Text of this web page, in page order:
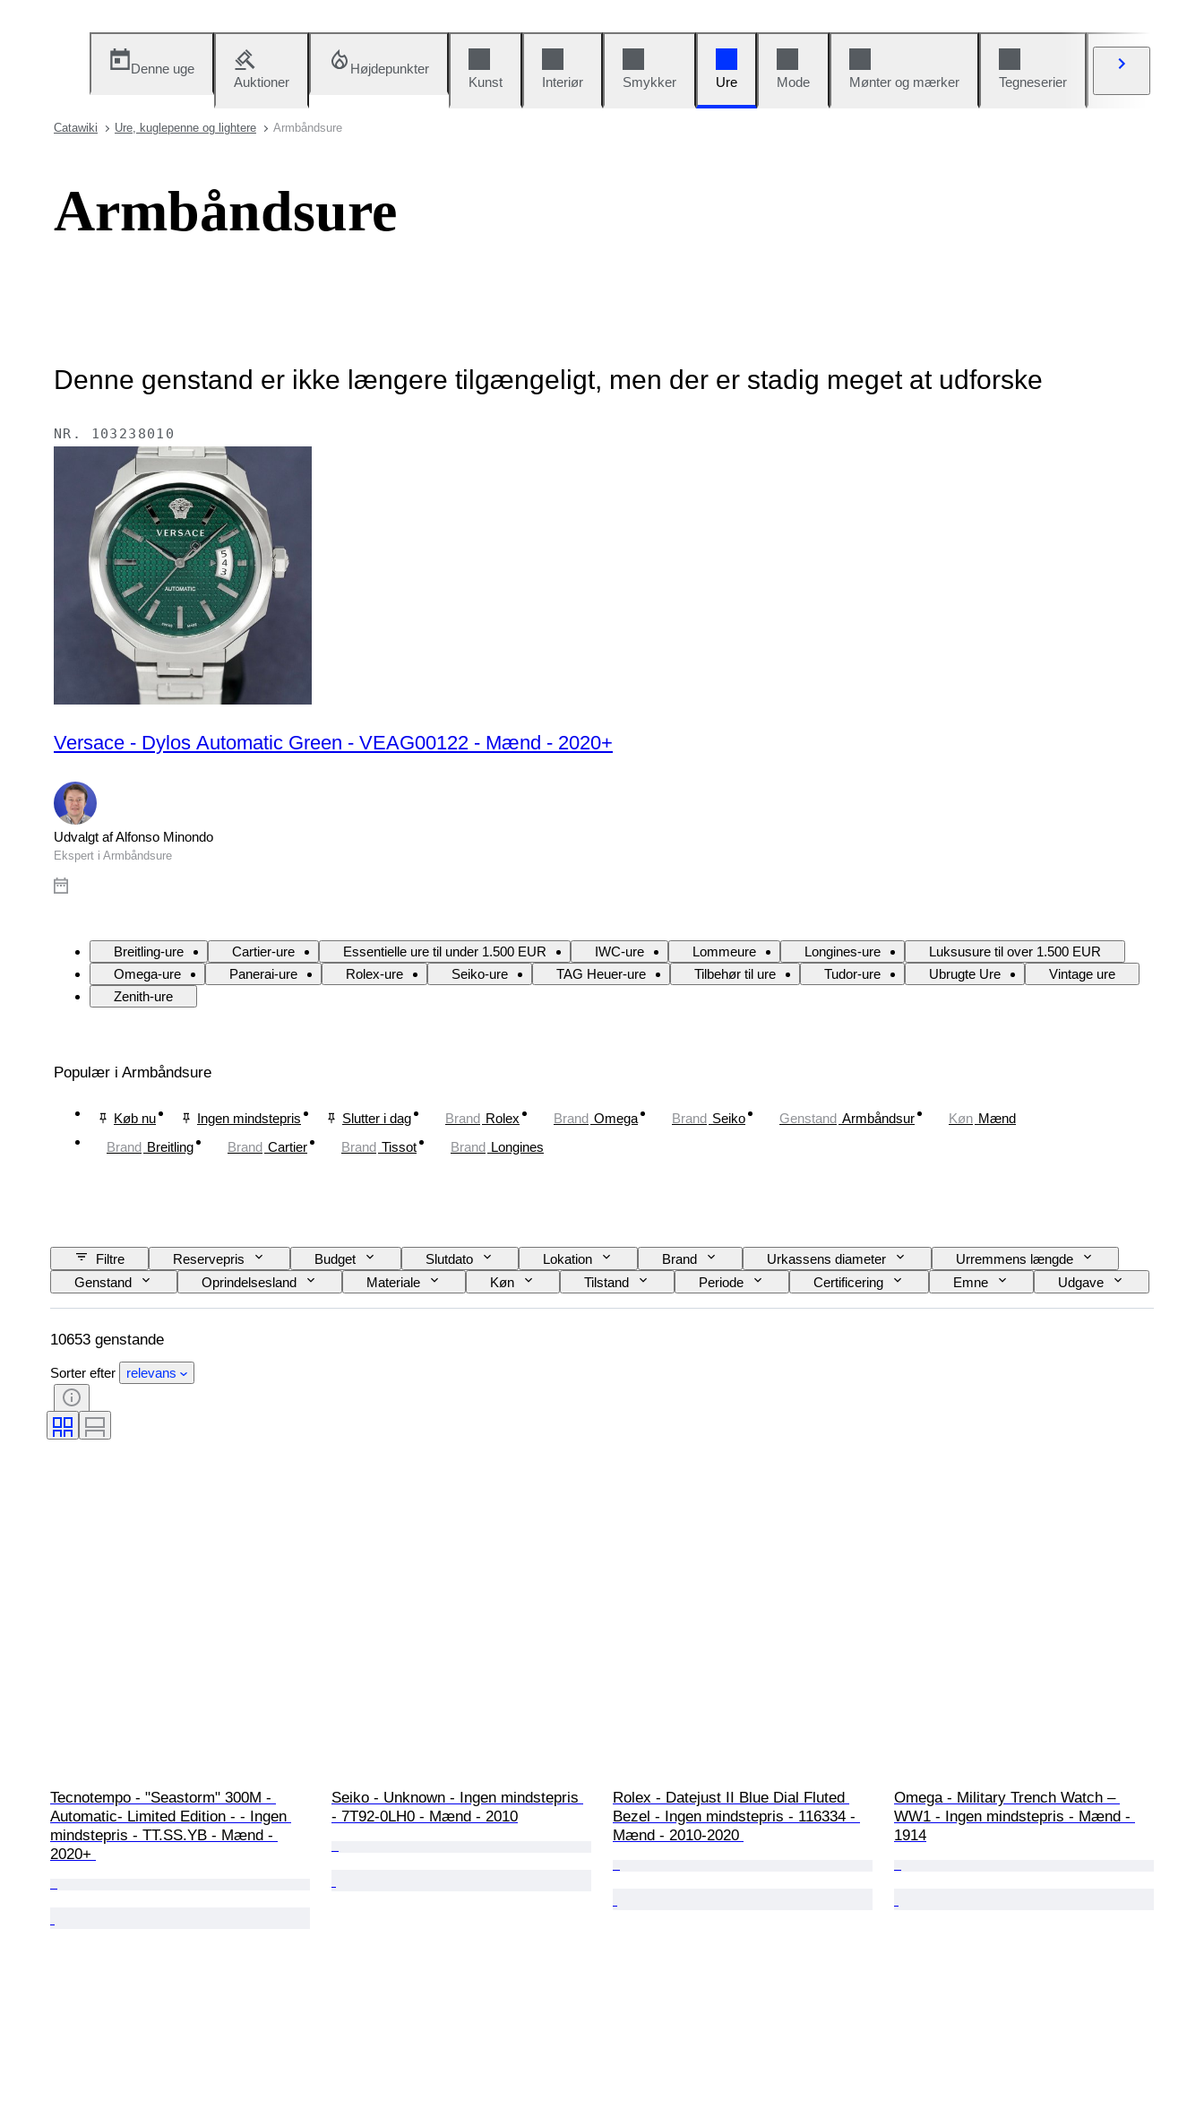
Denne uge
Auktioner
Højdepunkter
Kunst
Interiør Smykker Ure Mode Mønter og mærker Tegneserier
Catawiki Ure, kuglepenne og lightere Armbåndsure
Armbåndsure
Denne genstand er ikke længere tilgængeligt, men der er stadig meget at udforske
NR. 103238010
Versace - Dylos Automatic Green - VEAG00122 - Mænd - 2020+
Udvalgt af Alfonso Minondo
Ekspert i Armbåndsure
Breitling-ure Cartier-ure Essentielle ure til under 1.500 EUR IWC-ure Lommeure Longines-ure
Luksusure til over 1.500 EUR
Omega-ure
Panerai-ure Rolex-ure Seiko-ure TAG Heuer-ure Tilbehør til ure Tudor-ure Ubrugte Ure
Vintage ure
Zenith-ure
Populær i Armbåndsure
Køb nu Ingen mindstepris Slutter i dag Brand Rolex Brand Omega Brand Seiko Genstand Armbåndsur Køn Mænd
Brand Breitling Brand Cartier Brand Tissot Brand Longines
Filtre Reservepris Budget Slutdato Lokation Brand Urkassens diameter
Urremmens længde
Genstand
Oprindelsesland Materiale Køn Tilstand Periode Certificering Emne
Udgave
Sprog
Farve Urværk Urremmens materiale Æra Kraftreserve Slående
Original/ kopi
10653 genstande
Sorter efter relevans
Tecnotempo - "Seastorm" 300M -
Automatic- Limited Edition - - Ingen
mindstepris - TT.SS.YB - Mænd -
2020+
Seiko - Unknown - Ingen mindstepris
- 7T92-0LH0 - Mænd - 2010
Rolex - Datejust II Blue Dial Fluted
Bezel - Ingen mindstepris - 116334 -
Mænd - 2010-2020
Omega - Military Trench Watch –
WW1 - Ingen mindstepris - Mænd -
1914